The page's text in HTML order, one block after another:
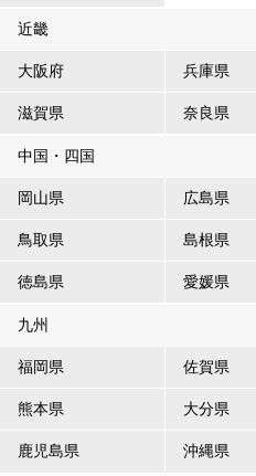
近畿
大阪府 兵庫県
滋賀県 奈良県
中国・四国
岡山県 広島県
鳥取県 島根県
徳島県 愛媛県
九州
福岡県 佐賀県
熊本県 大分県
鹿児島県 沖縄県